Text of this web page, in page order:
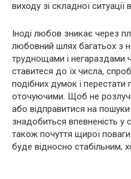
виходу зі складної ситуації
Іноді любов зникає через
любовний шлях багатьох з
труднощами і негараздами
ставитеся до їх числа,
подібних думок і перестати
оточуючими. Щоб не
або відправитися на
знадобиться впевненість у
також почуття щирої
буде відносно стабільним,